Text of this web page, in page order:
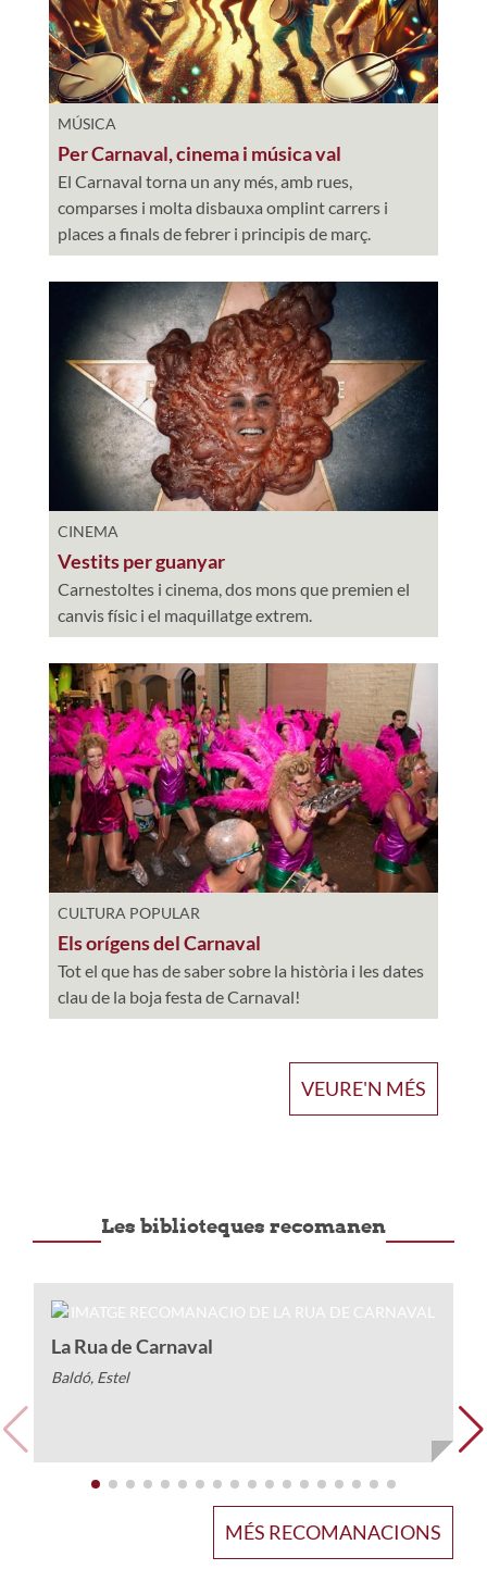
MÚSICA
Per Carnaval, cinema i música val
El Carnaval torna un any més, amb rues,
comparses i molta disbauxa omplint carrers i
places a finals de febrer i principis de març.
CINEMA
Vestits per guanyar
Carnestoltes i cinema, dos mons que premien el
canvis físic i el maquillatge extrem.
CULTURA POPULAR
Els orígens del Carnaval
Tot el que has de saber sobre la història i les dates
clau de la boja festa de Carnaval!
VEURE'N MÉS
Les biblioteques recomanen
La Rua de Carnaval
Baldó, Estel
MÉS RECOMANACIONS